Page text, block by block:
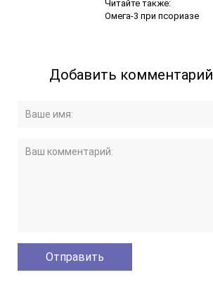
Читайте также:
Омега-3 при псориазе
Добавить комментарий